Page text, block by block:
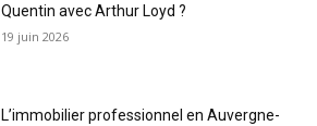
Quentin avec Arthur Loyd ?
19 juin 2026
L’immobilier professionnel en Auvergne-